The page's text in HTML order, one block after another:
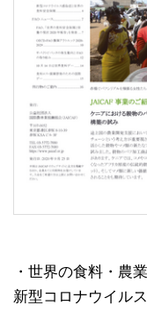
・世界の食料・農
新型コロナウイル